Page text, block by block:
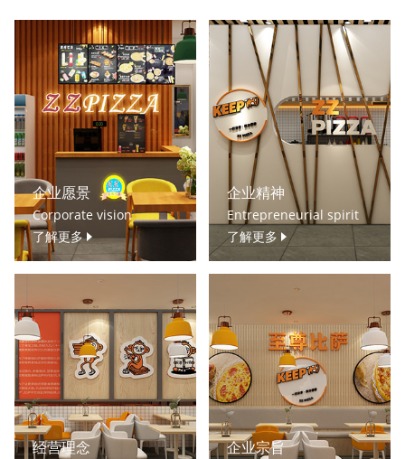
企业愿景
Corporate vision
了解更多
企业精神
Entrepreneurial spirit
了解更多
经营理念 企业宗旨